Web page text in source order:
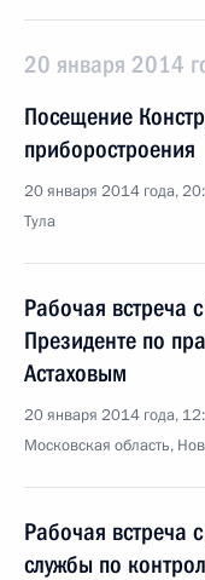
20 января 2014
Посещение
приборостроения
20 января 2014 года,
Тула
Рабочая встреча
Президенте по
Астаховым
20 января 2014 года,
Московская область,
Рабочая встреча
службы по